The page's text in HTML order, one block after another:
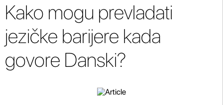
Kako mogu prevladati
jezičke barijere kada
govore Danski?